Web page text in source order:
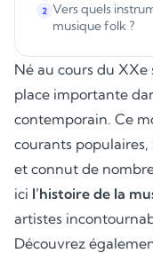
2 Vers quels
musique folk ?
Né au cours du XXe
place importante
contemporain. Ce
courants
et connut de
ici l’histoire de la
artistes
Découvrez